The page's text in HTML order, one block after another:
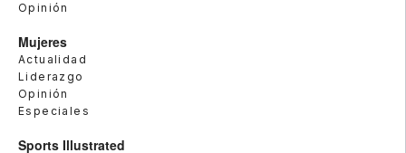
Opinión
Mujeres
Actualidad
Liderazgo
Opinión
Especiales
Sports Illustrated